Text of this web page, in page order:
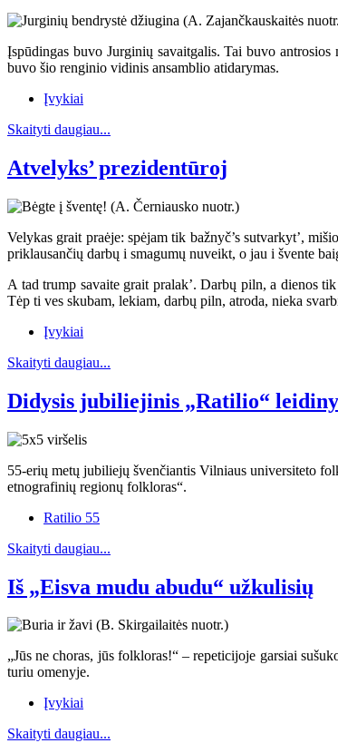
Įspūdingas buvo Jurginių savaitgalis. Tai buvo
buvo šio renginio vidinis ansamblio atidarymas.
Įvykiai
Skaityti daugiau...
Atvelyks’ prezidentūroj
Velykas grait praėje: spėjam tik bažnyč’s sutvarkyt’,
priklausančių darbų i smagumų nuveikt, o jau i švente
A tad trump savaite grait pralak’. Darbų piln, a dienos
Tėp ti ves skubam, lekiam, darbų piln, atroda, nieka
Įvykiai
Skaityti daugiau...
Didysis jubiliejinis „Ratilio“
55-erių metų jubiliejų švenčiantis Vilniaus universiteto
etnografinių regionų folkloras“.
Ratilio 55
Skaityti daugiau...
Iš „Eisva mudu abudu“ užkulisių
„Jūs ne choras, jūs folkloras!“ – repeticijoje garsiai
turiu omenyje.
Įvykiai
Skaityti daugiau...